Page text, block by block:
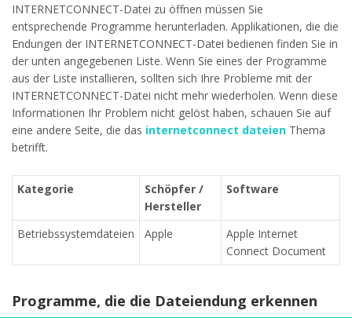
INTERNETCONNECT-Datei zu öffnen müssen Sie
entsprechende Programme herunterladen. Applikationen, die die
Endungen der INTERNETCONNECT-Datei bedienen finden Sie in
der unten angegebenen Liste. Wenn Sie eines der Programme
aus der Liste installieren, sollten sich Ihre Probleme mit der
INTERNETCONNECT-Datei nicht mehr wiederholen. Wenn diese
Informationen Ihr Problem nicht gelöst haben, schauen Sie auf
eine andere Seite, die das internetconnect dateien Thema
betrifft.
Kategorie
Schöpfer /
Hersteller
Software
Betriebssystemdateien Apple
Apple Internet
Connect Document
Programme, die die Dateiendung erkennen